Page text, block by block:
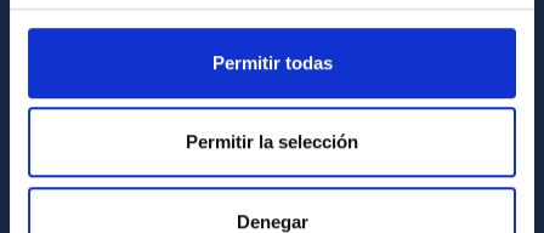
Permitir todas
Permitir la selección
Denegar
List of personnel
General register